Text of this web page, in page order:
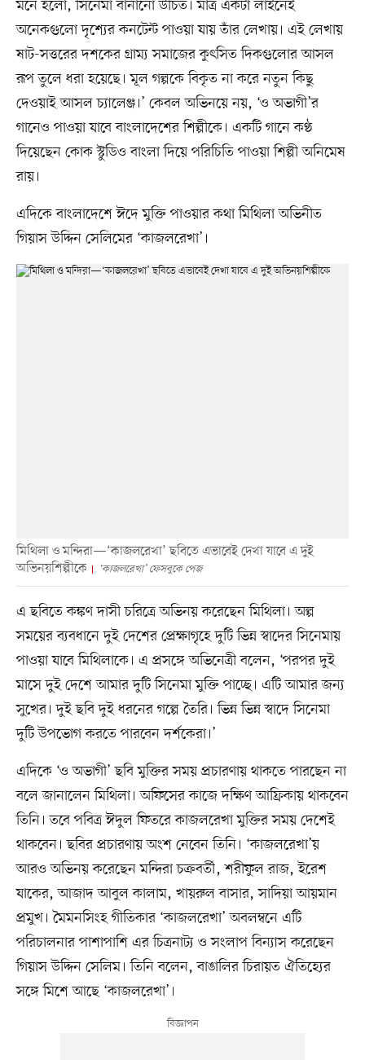
মনে হলো, সিনেমা বানানো উচিত। মাত্র একটা লাইনেই
অনেকগুলো দৃশ্যের কনটেন্ট পাওয়া যায় তাঁর লেখায়। এই লেখায়
ষাট-সত্তরের দশকের গ্রাম্য সমাজের কুৎসিত দিকগুলোর আসল
রূপ তুলে ধরা হয়েছে। মূল গল্পকে বিকৃত না করে নতুন কিছু
দেওয়াই আসল চ্যালেঞ্জ।’ কেবল অভিনয়ে নয়, ‘ও অভাগী’র
গানেও পাওয়া যাবে বাংলাদেশের শিল্পীকে। একটি গানে কণ্ঠ
দিয়েছেন কোক স্টুডিও বাংলা দিয়ে পরিচিতি পাওয়া শিল্পী অনিমেষ
রায়।
এদিকে বাংলাদেশে ঈদে মুক্তি পাওয়ার কথা মিথিলা অভিনীত
গিয়াস উদ্দিন সেলিমের ‘কাজলরেখা’।
মিথিলা ও মন্দিরা—‘কাজলরেখা’ ছবিতে এভাবেই দেখা যাবে এ দুই
অভিনয়শিল্পীকে
‘কাজলরেখা’ ফেসবুকে পেজ
এ ছবিতে কঙ্কণ দাসী চরিত্রে অভিনয় করেছেন মিথিলা। অল্প
সময়ের ব্যবধানে দুই দেশের প্রেক্ষাগৃহে দুটি ভিন্ন স্বাদের সিনেমায়
পাওয়া যাবে মিথিলাকে। এ প্রসঙ্গে অভিনেত্রী বলেন, ‘পরপর দুই
মাসে দুই দেশে আমার দুটি সিনেমা মুক্তি পাচ্ছে। এটি আমার জন্য
সুখের। দুই ছবি দুই ধরনের গল্পে তৈরি। ভিন্ন ভিন্ন স্বাদে সিনেমা
দুটি উপভোগ করতে পারবেন দর্শকেরা।’
এদিকে ‘ও অভাগী’ ছবি মুক্তির সময় প্রচারণায় থাকতে পারছেন না
বলে জানালেন মিথিলা। অফিসের কাজে দক্ষিণ আফ্রিকায় থাকবেন
তিনি। তবে পবিত্র ঈদুল ফিতরে কাজলরেখা মুক্তির সময় দেশেই
থাকবেন। ছবির প্রচারণায় অংশ নেবেন তিনি। ‘কাজলরেখা’য়
আরও অভিনয় করেছেন মন্দিরা চক্রবর্তী, শরীফুল রাজ, ইরেশ
যাকের, আজাদ আবুল কালাম, খায়রুল বাসার, সাদিয়া আয়মান
প্রমুখ। মৈমনসিংহ গীতিকার ‘কাজলরেখা’ অবলম্বনে এটি
পরিচালনার পাশাপাশি এর চিত্রনাট্য ও সংলাপ বিন্যাস করেছেন
গিয়াস উদ্দিন সেলিম। তিনি বলেন, বাঙালির চিরায়ত ঐতিহ্যের
সঙ্গে মিশে আছে ‘কাজলরেখা’।